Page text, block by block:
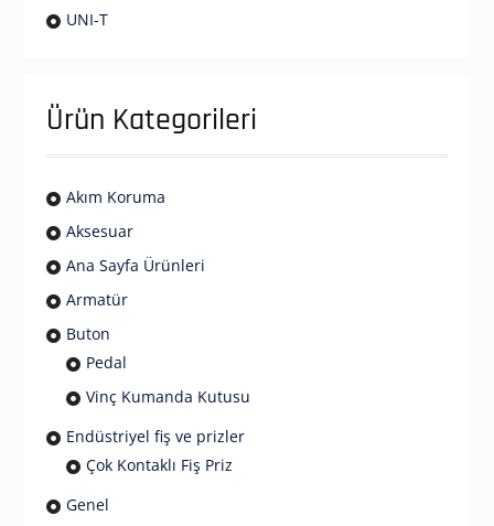
UNI-T
Ürün Kategorileri
Akım Koruma
Aksesuar
Ana Sayfa Ürünleri
Armatür
Buton
Pedal
Vinç Kumanda Kutusu
Endüstriyel fiş ve prizler
Çok Kontaklı Fiş Priz
Genel